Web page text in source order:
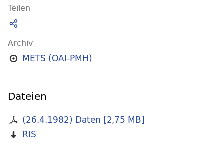
Teilen
Archiv
METS (OAI-PMH)
Dateien
(26.4.1982) Daten [2,75 MB]
RIS